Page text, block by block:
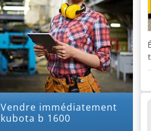
Vendre immédiatement
kubota b 1600